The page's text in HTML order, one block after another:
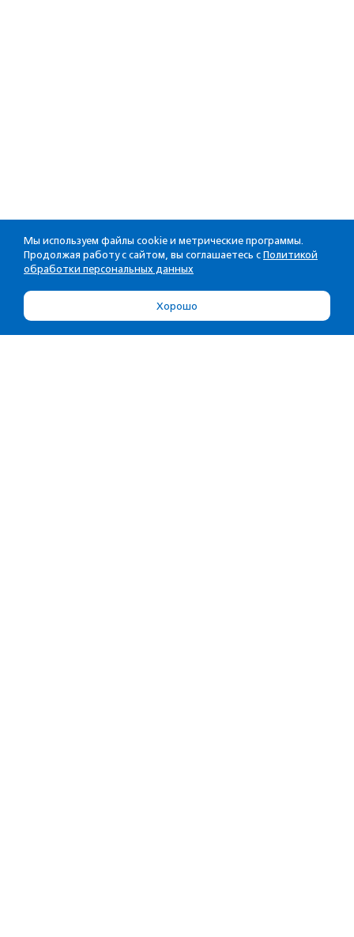
Мы используем файлы cookie и метрические программы.
Продолжая работу с сайтом, вы соглашаетесь с Политикой
обработки персональных данных
Хорошо